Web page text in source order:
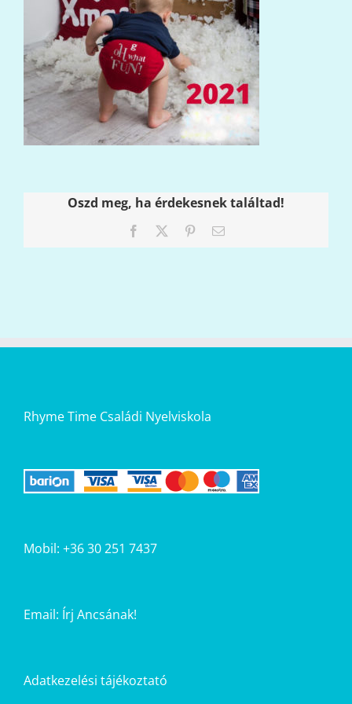
Oszd meg, ha érdekesnek találtad!
Facebook PinterestEmail:
Rhyme Time Családi Nyelviskola
Mobil: +36 30 251 7437
Email: Írj Ancsának!
Adatkezelési tájékoztató